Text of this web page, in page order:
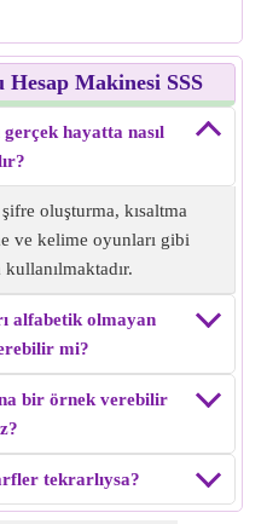
Makinesi SSS
hayatta nasıl
oluşturma, kısaltma
ve kelime oyunları gibi
alfabetik olmayan
mi?
bir örnek verebilir
tekrarlıysa?